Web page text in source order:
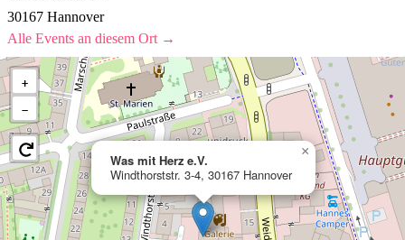
30167 Hannover
Alle Events an diesem Ort →
Was mit Herz e.V.
Windthorststr. 3-4, 30167 Hannover
×
+
−